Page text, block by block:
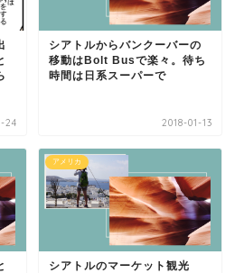
24
シアトルからバンクーバーの
移動はBolt Busで楽々。待ち
時間は日系スーパーで
2018-01-13
アメリカ
シアトルのマーケット観光